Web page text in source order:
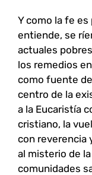
Y como la fe
entiende, se
actuales
los remedios
como fuente
centro de la
a la Eucaristía
cristiano, la
con reverencia
al misterio de
comunidades